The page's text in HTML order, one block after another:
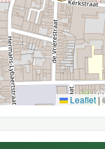
Leaflet|